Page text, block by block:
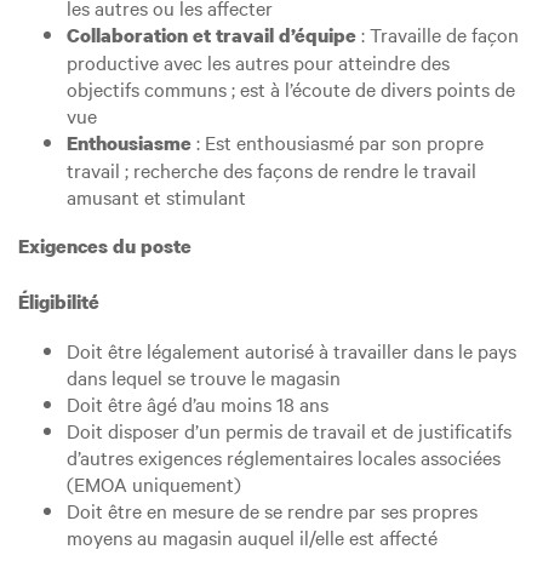
les autres ou les affecter
Collaboration et travail d’équipe: Travaille de façon
productive avec les autres pour atteindre des
objectifs communs ; est à l’écoute de divers points de
vue
Enthousiasme: Est enthousiasmé par son propre
travail ; recherche des façons de rendre le travail
amusant et stimulant
Exigences du poste
Éligibilité
Doit être légalement autorisé à travailler dans le pays
dans lequel se trouve le magasin
Doit être âgé d’au moins 18 ans
Doit disposer d’un permis de travail et de justificatifs
d’autres exigences réglementaires locales associées
(EMOA uniquement)
Doit être en mesure de se rendre par ses propres
moyens au magasin auquel il/elle est affecté